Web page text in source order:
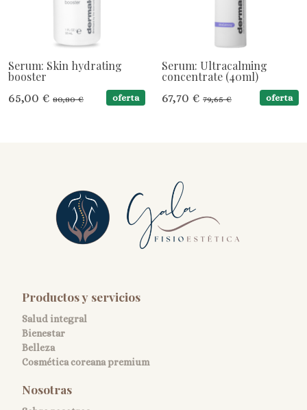
Serum: Skin hydrating
booster
65,00 € 80,80 € oferta
Serum: Ultracalming
concentrate (40ml)
67,70 € 79,65 € oferta
Productos y servicios
Salud integral
Bienestar
Belleza
Cosmética coreana premium
Nosotras